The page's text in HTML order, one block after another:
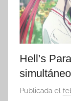
Hell’s
Publicada el